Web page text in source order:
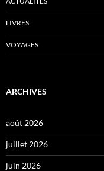
LIVRES
VOYAGES
ARCHIVES
août 2026
juillet 2026
juin 2026